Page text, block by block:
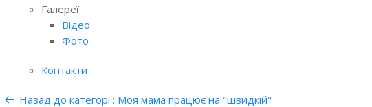
Галереї
Відео
Фото
Контакти
Назад до категорії: Моя мама працює на "швидкій"